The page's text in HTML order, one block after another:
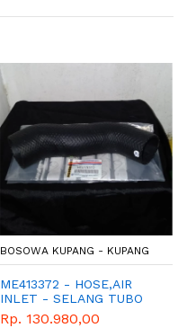
BOSOWA KUPANG - KUPANG
ME413372 - HOSE,AIR
INLET - SELANG TUBO
INTERCOOLER - CANTER
Rp. 130.980,00